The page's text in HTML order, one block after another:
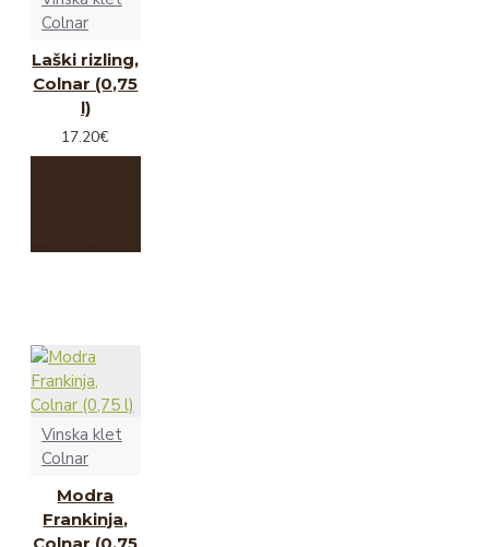
Colnar
Laški rizling,
Colnar (0,75
l)
17.20€
Vinska klet
Colnar
Modra
Frankinja,